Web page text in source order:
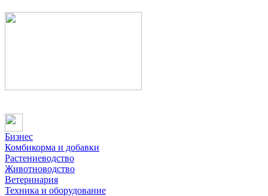
Бизнес
Комбикорма и добавки
Растениеводство
Животноводство
Ветеринария
Техника и оборудование